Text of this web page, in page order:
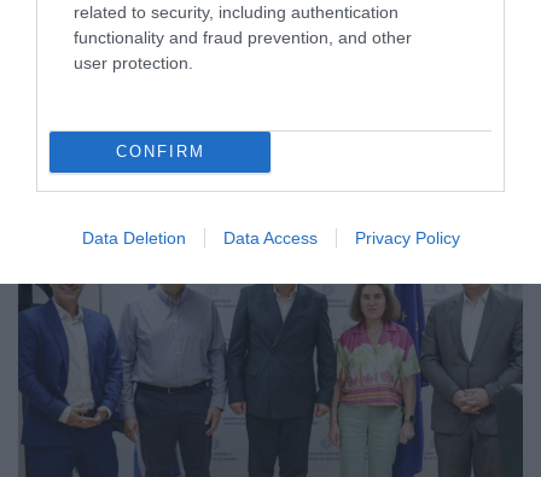
related to security, including authentication
functionality and fraud prevention, and other
user protection.
CONFIRM
Data Deletion Data Access Privacy Policy
Τηλεφωνική επικοινωνία Κυριάκου
Αιγύπτου
Ο Αιγύπτιος πρόεδρος εξέφρασε τη συμπαράστασή του